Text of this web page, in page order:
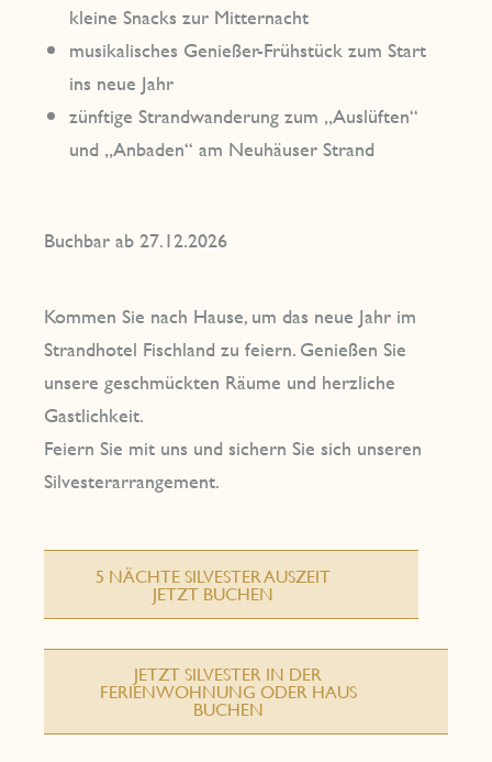
kleine Snacks zur Mitternacht
musikalisches Genießer-Frühstück zum Start
ins neue Jahr
zünftige Strandwanderung zum „Auslüften“
und „Anbaden“ am Neuhäuser Strand
Buchbar ab 27.12.2026
Kommen Sie nach Hause, um das neue Jahr im
Strandhotel Fischland zu feiern. Genießen Sie
unsere geschmückten Räume und herzliche
Gastlichkeit.
Feiern Sie mit uns und sichern Sie sich unseren
Silvesterarrangement.
5 NÄCHTE SILVESTER AUSZEIT
JETZT BUCHEN
JETZT SILVESTER IN DER
FERIENWOHNUNG ODER HAUS
BUCHEN